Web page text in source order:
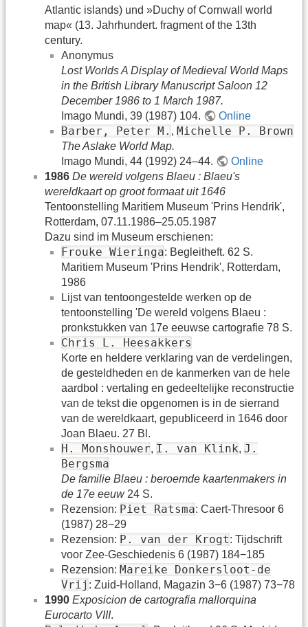
Atlantic islands) und »Duchy of Cornwall world
map« (13. Jahrhundert. fragment of the 13th
century.
Anonymus
Lost Worlds A Display of Medieval World Maps
in the British Library Manuscript Saloon 12
December 1986 to 1 March 1987.
Imago Mundi, 39 (1987) 104.
Online
Barber, Peter M. , Michelle P. Brown
The Aslake World Map.
Imago Mundi, 44 (1992) 24–44.
Online
1986 De wereld volgens Blaeu : Blaeu's
wereldkaart op groot formaat uit 1646
Tentoonstelling Maritiem Museum 'Prins Hendrik',
Rotterdam, 07.11.1986–25.05.1987
Dazu sind im Museum erschienen:
Frouke Wieringa: Begleitheft. 62 S.
Maritiem Museum 'Prins Hendrik', Rotterdam,
1986
Lijst van tentoongestelde werken op de
tentoonstelling 'De wereld volgens Blaeu :
pronkstukken van 17e eeuwse cartografie 78 S.
Chris L. Heesakkers
Korte en heldere verklaring van de verdelingen,
de gesteldheden en de kanmerken van de hele
aardbol : vertaling en gedeeltelijke reconstructie
van de tekst die opgenomen is in de sierrand
van de wereldkaart, gepubliceerd in 1646 door
Joan Blaeu. 27 Bl.
H. Monshouwer, I. van Klink, J.
Bergsma
De familie Blaeu : beroemde kaartenmakers in
de 17e eeuw24 S.
Rezension: Piet Ratsma: Caert-Thresoor 6
(1987) 28−29
Rezension: P. van der Krogt: Tijdschrift
voor Zee-Geschiedenis 6 (1987) 184−185
Rezension: Mareike Donkersloot-de
Vrij : Zuid-Holland, Magazin 3−6 (1987) 73−78
1990 Exposicion de cartografia mallorquina
Eurocarto VIII.